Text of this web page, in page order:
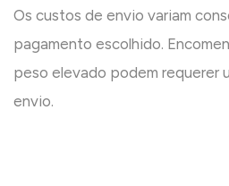
Os custos de envio variam
pagamento escolhido.
peso elevado podem requerer
envio.